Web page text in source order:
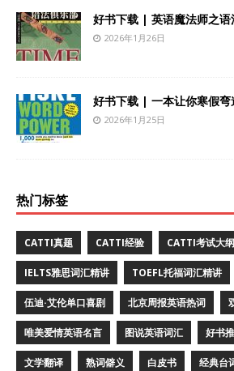
好书下载 | 英语魔法师之语
2026年1月26日
好书下载 | 一本让你寒假弯
2026年1月25日
热门标签
CATTI真题 CATTI经验 CATTI考试大纲
IELTS雅思词汇精讲 TOEFL托福词汇精讲
伍迪·艾伦单口喜剧 北京周报英语热词
唯美爱情英语名言 图说英语词汇 好书
文学翻译 熟词僻义 白皮书 经典台